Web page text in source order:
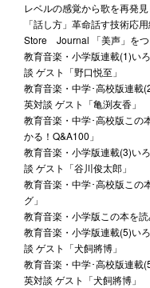
レベルの感覚から歌を再発
「話し方」革命話す技術応
Store Journal 「美声」をつ
教育音楽・小学版連載(1)い
談 ゲスト「野口悦至」
教育音楽・中学･高校版連載
英対談 ゲスト「亀渕友香」
教育音楽・中学･高校版こ
かる！Q&A100」
教育音楽・小学版連載(3)い
談 ゲスト「谷川俊太郎」
教育音楽・中学･高校版こ
グ」
教育音楽・小学版この本を
教育音楽・小学版連載(5)い
談 ゲスト「犬飼將博」
教育音楽・中学･高校版連載
英対談 ゲスト「犬飼將博」